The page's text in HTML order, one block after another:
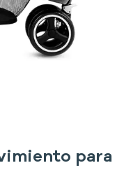
para